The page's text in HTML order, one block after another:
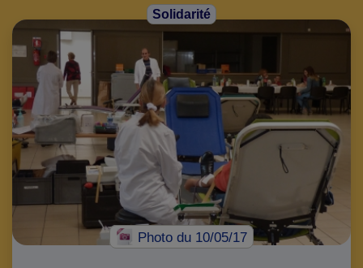
Solidarité
Photo du 10/05/17